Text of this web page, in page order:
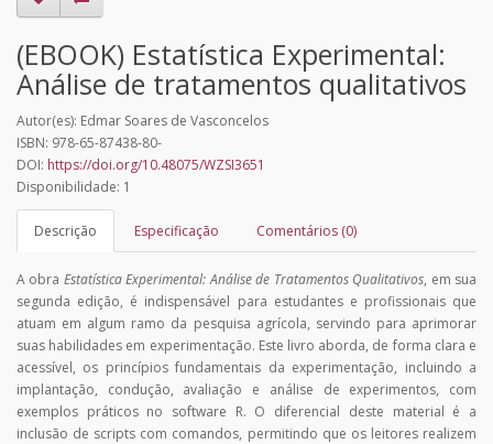
(EBOOK) Estatística Experimental:
Análise de tratamentos qualitativos
Autor(es): Edmar Soares de Vasconcelos
ISBN: 978-65-87438-80-
DOI: https://doi.org/10.48075/WZSI3651
Disponibilidade: 1
Descrição Especificação Comentários (0)
A obra Estatística Experimental: Análise de Tratamentos Qualitativos, em sua
segunda edição, é indispensável para estudantes e profissionais que
atuam em algum ramo da pesquisa agrícola, servindo para aprimorar
suas habilidades em experimentação. Este livro aborda, de forma clara e
acessível, os princípios fundamentais da experimentação, incluindo a
implantação, condução, avaliação e análise de experimentos, com
exemplos práticos no software R. O diferencial deste material é a
inclusão de scripts com comandos, permitindo que os leitores realizem